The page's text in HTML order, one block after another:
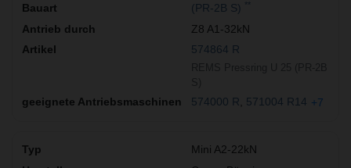
(PR-2B S)
Z8 A1-32kN
574864 R
574000 R 571004 R14 +7
Mini A2-22kN